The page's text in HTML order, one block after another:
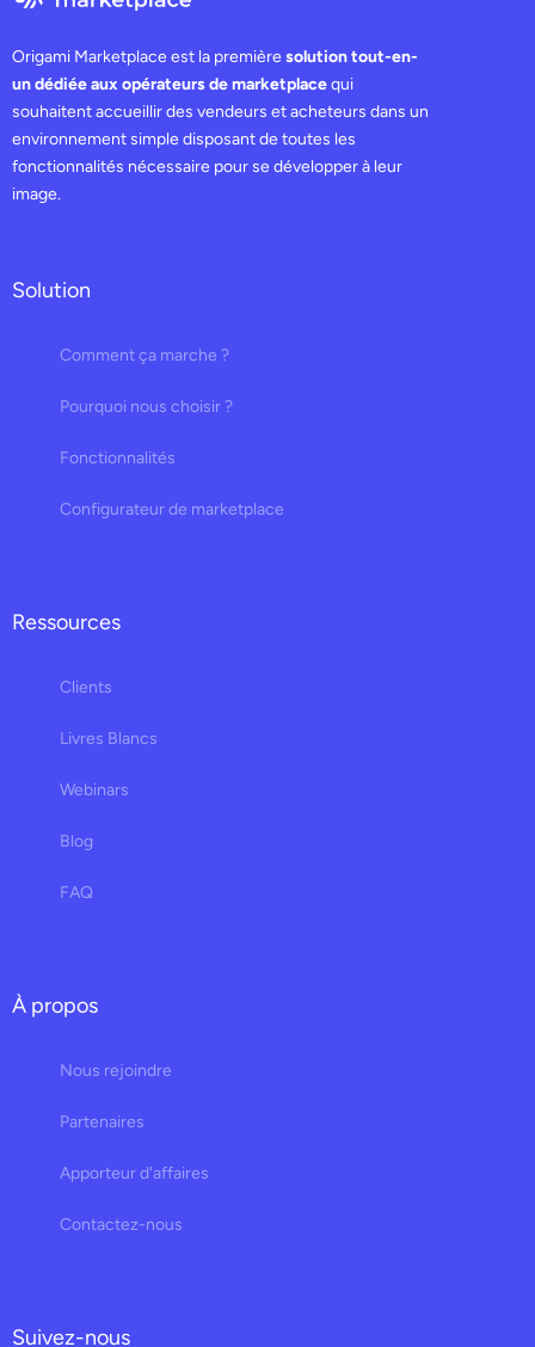
Origami Marketplace est la première solution tout-en-
un dédiée aux opérateurs de marketplacequi
souhaitent accueillir des vendeurs et acheteurs dans un
environnement simple disposant de toutes les
fonctionnalités nécessaire pour se développer à leur
image.
Solution
Comment ça marche ?
Pourquoi nous choisir ?
Fonctionnalités
Configurateur de marketplace
Ressources
Clients
Livres Blancs
Webinars
Blog
FAQ
À propos
Nous rejoindre
Partenaires
Apporteur d'affaires
Contactez-nous
Suivez-nous